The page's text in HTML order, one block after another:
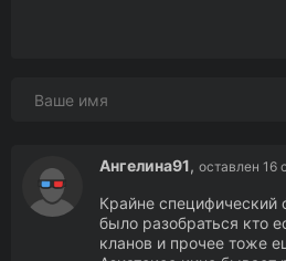
Ангелина91, оставлен 16
Крайне специфический
было разобраться кто
кланов и прочее тоже